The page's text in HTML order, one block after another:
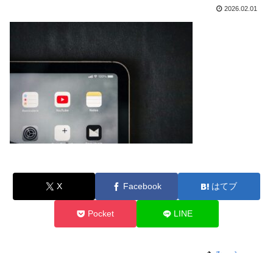
2026.02.01
X Facebook はてブ
Pocket LINE